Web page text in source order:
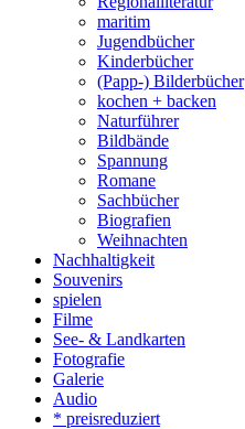
maritim
Jugendbücher
Kinderbücher
(Papp-) Bilderbücher
kochen + backen
Naturführer
Bildbände
Spannung
Romane
Sachbücher
Biografien
Weihnachten
Nachhaltigkeit
Souvenirs
spielen
Filme
See- & Landkarten
Fotografie
Galerie
Audio
* preisreduziert